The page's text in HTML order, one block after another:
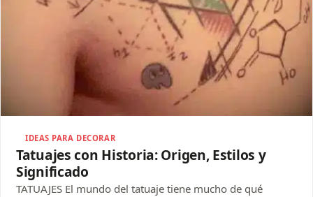
IDEAS PARA DECORAR
Tatuajes con Historia: Origen, Estilos y
Significado
TATUAJES El mundo del tatuaje tiene mucho de qué